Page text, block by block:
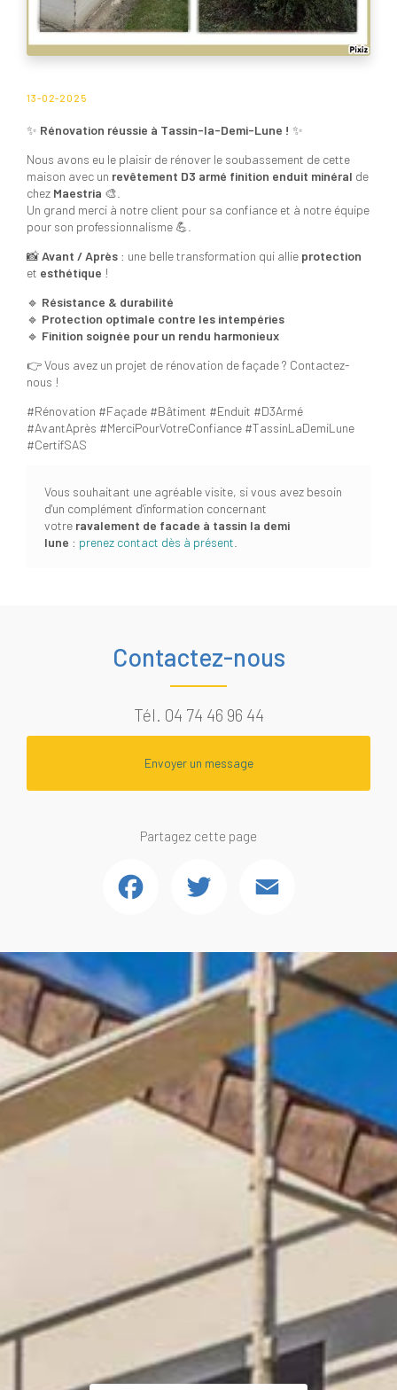
13-02-2025
✨ Rénovation réussie à Tassin-la-Demi-Lune ! ✨
Nous avons eu le plaisir de rénover le soubassement de cette
maison avec un revêtement D3 armé finition enduit minéral de
chez Maestria 🎨.
Un grand merci à notre client pour sa confiance et à notre équipe
pour son professionnalisme 💪.
📸 Avant / Après : une belle transformation qui allie protection
et esthétique !
🔹 Résistance & durabilité
🔹 Protection optimale contre les intempéries
🔹 Finition soignée pour un rendu harmonieux
👉 Vous avez un projet de rénovation de façade ? Contactez-
nous !
#Rénovation #Façade #Bâtiment #Enduit #D3Armé
#AvantAprès #MerciPourVotreConfiance #TassinLaDemiLune
#CertifSAS
Vous souhaitant une agréable visite, si vous avez besoin
d'un complément d'information concernant
votre ravalement de facade à tassin la demi
lune : prenez contact dès à présent
Contactez-nous
Tél. 04 74 46 96 44
Envoyer un message
Partagez cette page